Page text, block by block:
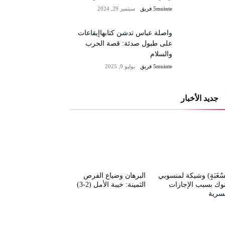
5muinte فريق سبتمبر 29, 2024
واصلة عباس تدشن كتابهاإيقاعات
على طبول صدئة: قصة الحرب
والسلام
5muinte فريق يوليو 9, 2025
جديد الأخبار
البرهان وضياع الفرص
الثمينة: خيبة الأمل (2-3)
وشيكة لمنسوبي
بسبب الإجازات